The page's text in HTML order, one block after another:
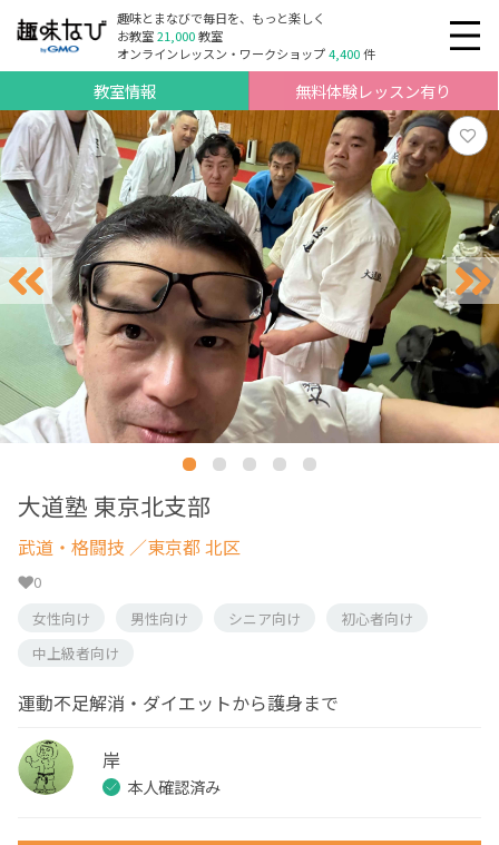
趣味とまなびで毎日を、もっと楽しく
お教室21,000教室
オンラインレッスン・ワークショップ4,400件
教室情報 無料体験レッスン有り
大道塾 東京北支部
武道・格闘技 ／東京都 北区
0
女性向け
男性向け シニア向け
初心者向け
中上級者向け
運動不足解消・ダイエットから護身まで
岸
本人確認済み